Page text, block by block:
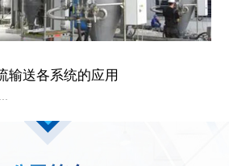
输送各系统的应用